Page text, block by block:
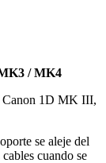
/ MK4
Canon 1D MK III,
se aleje del
cuando se